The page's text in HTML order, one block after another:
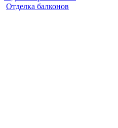
Отделка балконов